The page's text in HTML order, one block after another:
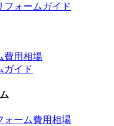
フォームガイド
費用相場
ガイド
ォーム費用相場